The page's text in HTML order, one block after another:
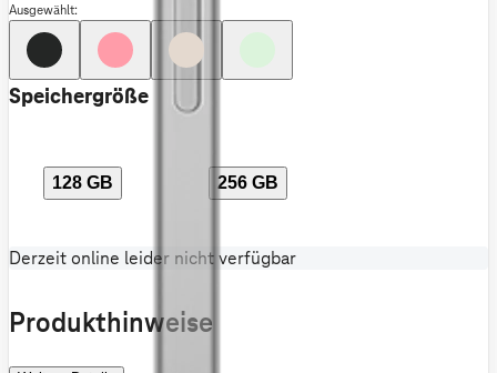
Ausgewählt:
Speichergröße
128 GB 256 GB
Derzeit online leider nicht verfügbar
Produkthinweise